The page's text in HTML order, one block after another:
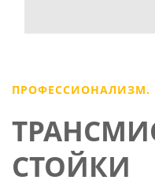
ПРОФЕССИОНАЛИЗМ.
СТОЙКИ